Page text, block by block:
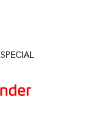
SPECIAL